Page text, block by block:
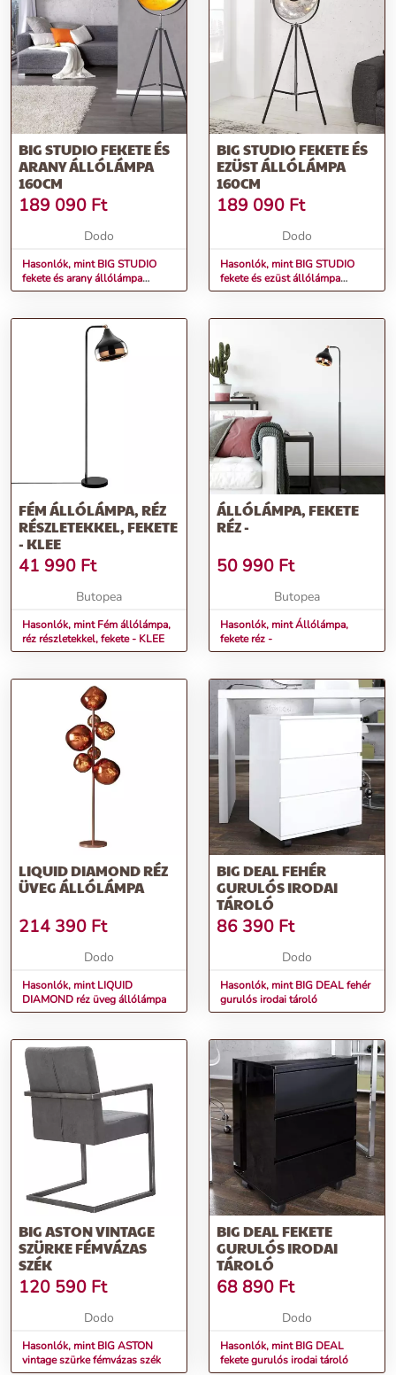
BIG STUDIO FEKETE ÉS
ARANY ÁLLÓLÁMPA
160CM
189 090 Ft
Dodo
Hasonlók, mint BIG STUDIO
fekete és arany állólámpa
160cm
BIG STUDIO FEKETE ÉS
EZÜST ÁLLÓLÁMPA
160CM
189 090 Ft
Dodo
Hasonlók, mint BIG STUDIO
fekete és ezüst állólámpa
160cm
FÉM ÁLLÓLÁMPA, RÉZ
RÉSZLETEKKEL, FEKETE
- KLEE
41 990 Ft
Butopea
Hasonlók, mint Fém állólámpa,
réz részletekkel, fekete - KLEE
ÁLLÓLÁMPA, FEKETE
RÉZ -
50 990 Ft
Butopea
Hasonlók, mint Állólámpa,
fekete réz -
LIQUID DIAMOND RÉZ
ÜVEG ÁLLÓLÁMPA
214 390 Ft
Dodo
Hasonlók, mint LIQUID
DIAMOND réz üveg állólámpa
BIG DEAL FEHÉR
GURULÓS IRODAI
TÁROLÓ
86 390 Ft
Dodo
Hasonlók, mint BIG DEAL fehér
gurulós irodai tároló
BIG ASTON VINTAGE
SZÜRKE FÉMVÁZAS
SZÉK
120 590 Ft
Dodo
Hasonlók, mint BIG ASTON
vintage szürke fémvázas szék
BIG DEAL FEKETE
GURULÓS IRODAI
TÁROLÓ
68 890 Ft
Dodo
Hasonlók, mint BIG DEAL
fekete gurulós irodai tároló